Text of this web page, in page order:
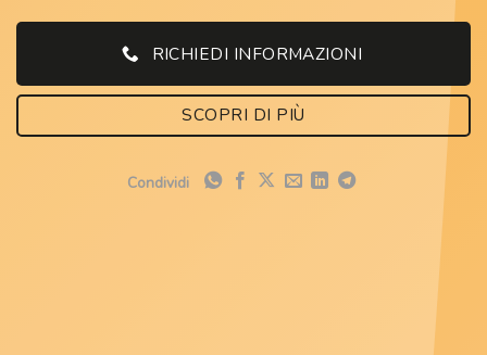
RICHIEDI INFORMAZIONI
SCOPRI DI PIÙ
Condividi